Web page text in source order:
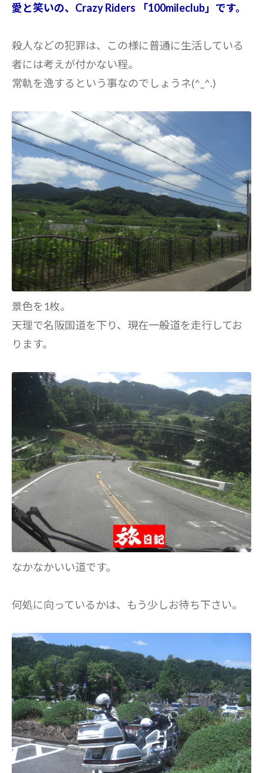
愛と笑いの、Crazy Riders 「100mileclub」です。
殺人などの犯罪は、この様に普通に生活している
者には考えが付かない程。
常軌を逸するという事なのでしょうネ(^_^.)
景色を1枚。
天理で名阪国道を下り、現在一般道を走行してお
ります。
なかなかいい道です。
何処に向っているかは、もう少しお待ち下さい。